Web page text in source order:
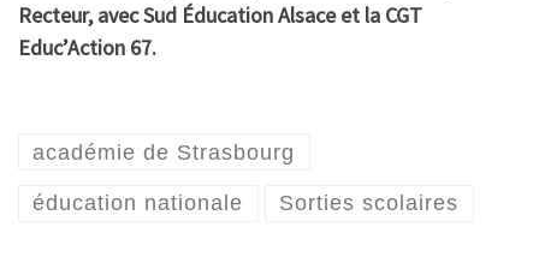
Recteur, avec Sud Éducation Alsace et la CGT
Educ’Action 67.
académie de Strasbourg
éducation nationale Sorties scolaires